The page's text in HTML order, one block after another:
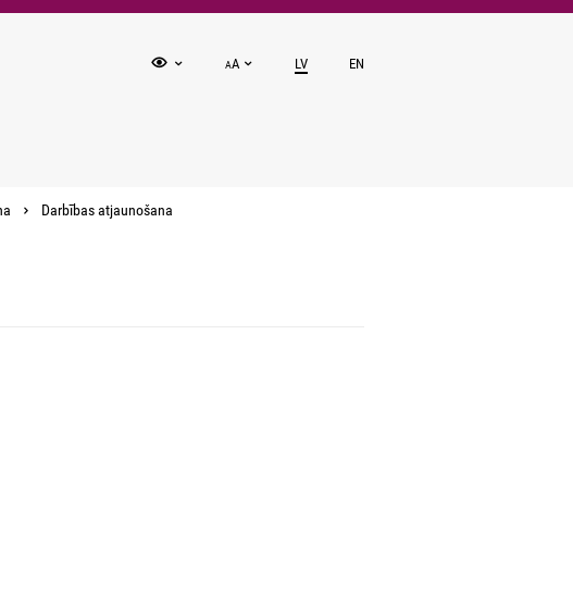
AA LV EN
Darbības atjaunošana